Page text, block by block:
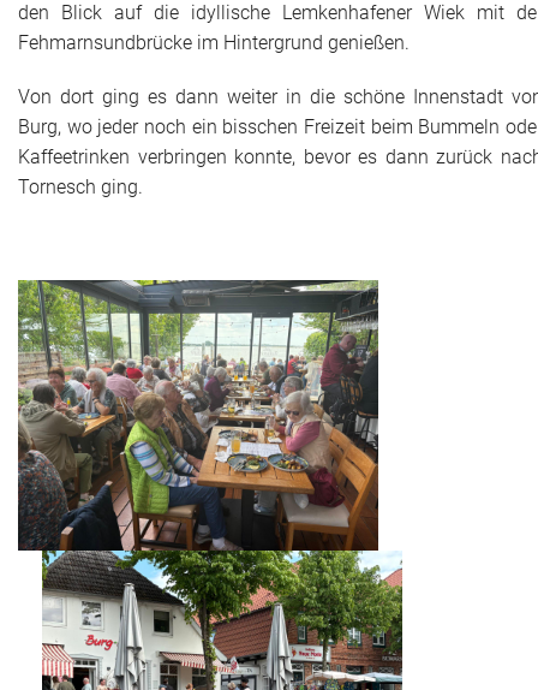
den Blick auf die idyllische Lemkenhafener Wiek mit
Fehmarnsundbrücke im Hintergrund genießen.
Von dort ging es dann weiter in die schöne Innenstadt
Burg, wo jeder noch ein bisschen Freizeit beim Bummeln
Kaffeetrinken verbringen konnte, bevor es dann zurück
Tornesch ging.